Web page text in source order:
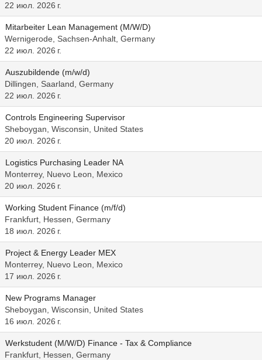
22 июл. 2026 г.
Mitarbeiter Lean Management (M/W/D)
Wernigerode, Sachsen-Anhalt, Germany
22 июл. 2026 г.
Auszubildende (m/w/d)
Dillingen, Saarland, Germany
22 июл. 2026 г.
Controls Engineering Supervisor
Sheboygan, Wisconsin, United States
20 июл. 2026 г.
Logistics Purchasing Leader NA
Monterrey, Nuevo Leon, Mexico
20 июл. 2026 г.
Working Student Finance (m/f/d)
Frankfurt, Hessen, Germany
18 июл. 2026 г.
Project & Energy Leader MEX
Monterrey, Nuevo Leon, Mexico
17 июл. 2026 г.
New Programs Manager
Sheboygan, Wisconsin, United States
16 июл. 2026 г.
Werkstudent (M/W/D) Finance - Tax & Compliance
Frankfurt, Hessen, Germany